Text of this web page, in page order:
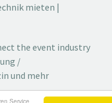
Service
mieten |
the event industry
/
und mehr